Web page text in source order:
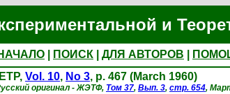
и
ПОИСК ДЛЯ АВТОРОВ
Vol. 10, No 3, p. 467 (March 1960)
оригинал - ЖЭТФ, Том 37, Вып. 3, стр. 654,